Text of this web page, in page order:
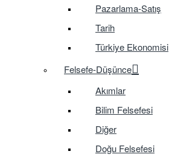
Pazarlama-Satış
Tarih
Türkiye Ekonomisi
Felsefe-Düşünce
Akımlar
Bilim Felsefesi
Diğer
Doğu Felsefesi